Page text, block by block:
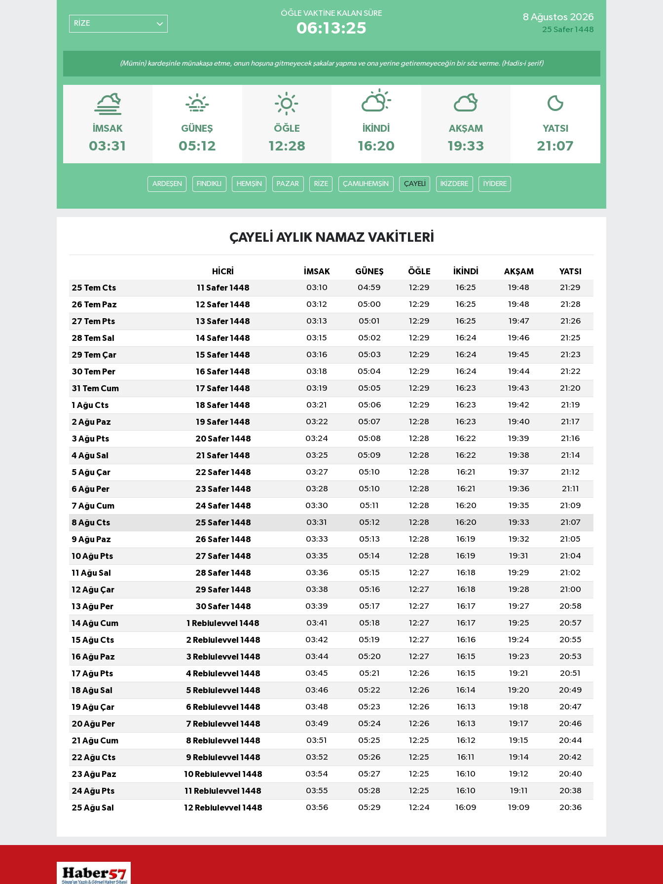
RİZE
ÖĞLE VAKTINE KALAN SÜRE
06:13:25
8 Ağustos 2026
25 Safer 1448
(Mümin) kardeşinle münakaşa etme, onun hoşuna gitmeyecek şakalar yapma ve ona yerine getiremeyeceğin bir söz verme. (Hadis-i şerif)
İMSAK
03:31
GÜNEŞ
05:12
ÖĞLE
12:28
İKINDI
16:20
AKŞAM
19:33
YATSI
21:07
ARDEŞEN FINDIKLI HEMŞİN PAZAR RİZE ÇAMLIHEMŞİN ÇAYELİ İKİZDERE İYİDERE
ÇAYELİ AYLIK NAMAZ VAKITLERI
HİCRİ İMSAK GÜNEŞ ÖĞLE İKINDI AKŞAM
YATSI
25 Tem Cts
11 Safer 1448 03:10 04:59 12:29 16:25 19:48
21:29
26 Tem Paz
12 Safer 1448 03:12 05:00 12:29 16:25 19:48
21:28
27 Tem Pts
13 Safer 1448 03:13 05:01 12:29 16:25 19:47
21:26
28 Tem Sal
14 Safer 1448 03:15 05:02 12:29 16:24 19:46
21:25
29 Tem Çar
15 Safer 1448 03:16 05:03 12:29 16:24 19:45
21:23
30 Tem Per
16 Safer 1448 03:18 05:04 12:29 16:24 19:44
21:22
31 Tem Cum
17 Safer 1448 03:19 05:05 12:29 16:23 19:43
21:20
1 Ağu Cts
18 Safer 1448 03:21 05:06 12:29 16:23 19:42
21:19
2 Ağu Paz
19 Safer 1448 03:22 05:07 12:28 16:23 19:40
21:17
3 Ağu Pts
20 Safer 1448 03:24 05:08 12:28 16:22 19:39
21:16
4 Ağu Sal
21 Safer 1448 03:25 05:09 12:28 16:22 19:38
21:14
5 Ağu Çar
22 Safer 1448 03:27 05:10 12:28 16:21 19:37
21:12
6 Ağu Per
23 Safer 1448 03:28 05:10 12:28 16:21 19:36
21:11
7 Ağu Cum
24 Safer 1448 03:30 05:11 12:28 16:20 19:35
21:09
8 Ağu Cts
25 Safer 1448 03:31 05:12 12:28 16:20 19:33
21:07
9 Ağu Paz
26 Safer 1448 03:33 05:13 12:28 16:19 19:32
21:05
10 Ağu Pts
27 Safer 1448 03:35 05:14 12:28 16:19 19:31
21:04
11 Ağu Sal
28 Safer 1448 03:36 05:15 12:27 16:18 19:29
21:02
12 Ağu Çar
29 Safer 1448 03:38 05:16 12:27 16:18 19:28
21:00
13 Ağu Per
30 Safer 1448 03:39 05:17 12:27 16:17 19:27
20:58
14 Ağu Cum
1 Rebiulevvel 1448 03:41 05:18 12:27 16:17 19:25
20:57
15 Ağu Cts
2 Rebiulevvel 1448 03:42 05:19 12:27 16:16 19:24
20:55
16 Ağu Paz
3 Rebiulevvel 1448 03:44 05:20 12:27 16:15 19:23
20:53
17 Ağu Pts
4 Rebiulevvel 1448 03:45 05:21 12:26 16:15 19:21
20:51
18 Ağu Sal
5 Rebiulevvel 1448 03:46 05:22 12:26 16:14 19:20
20:49
19 Ağu Çar
6 Rebiulevvel 1448 03:48 05:23 12:26 16:13 19:18
20:47
20 Ağu Per
7 Rebiulevvel 1448 03:49 05:24 12:26 16:13 19:17
20:46
21 Ağu Cum
8 Rebiulevvel 1448 03:51 05:25 12:25 16:12 19:15
20:44
22 Ağu Cts
9 Rebiulevvel 1448 03:52 05:26 12:25 16:11 19:14
20:42
23 Ağu Paz
10 Rebiulevvel 1448 03:54 05:27 12:25 16:10 19:12
20:40
24 Ağu Pts
11 Rebiulevvel 1448 03:55 05:28 12:25 16:10 19:11
20:38
25 Ağu Sal
12 Rebiulevvel 1448 03:56 05:29 12:24 16:09 19:09 20:36